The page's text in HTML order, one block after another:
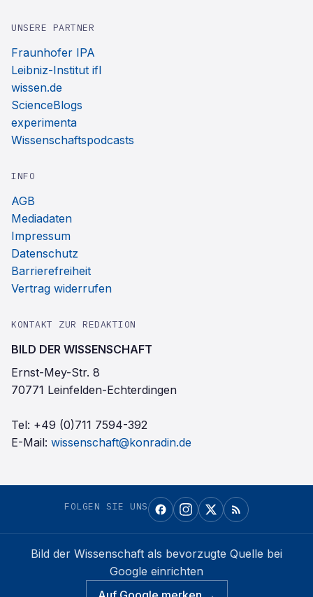
UNSERE PARTNER
Fraunhofer IPA
Leibniz-Institut ifl
wissen.de
ScienceBlogs
experimenta
Wissenschaftspodcasts
INFO
AGB
Mediadaten
Impressum
Datenschutz
Barrierefreiheit
Vertrag widerrufen
KONTAKT ZUR REDAKTION
BILD DER WISSENSCHAFT
Ernst-Mey-Str. 8
70771 Leinfelden-Echterdingen
Tel: +49 (0)711 7594-392
E-Mail: wissenschaft@konradin.de
FOLGEN SIE UNS
Bild der Wissenschaft als bevorzugte Quelle bei
Google einrichten